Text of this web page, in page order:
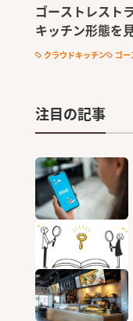
ゴーストレスト
キッチン形態を
クラウドキッチン ゴ
注目の記事